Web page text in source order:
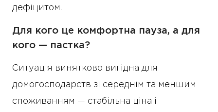
дефіцитом.
Для кого це комфортна пауза, а для
кого — пастка?
Ситуація винятково вигідна для
домогосподарств зі середнім та меншим
споживанням — стабільна ціна і